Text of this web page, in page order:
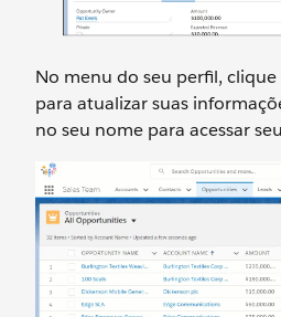
No menu do seu perfil, clique
para atualizar suas
no seu nome para acessar